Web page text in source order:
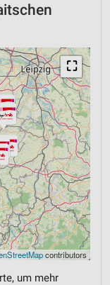
⛶
contributors
um mehr